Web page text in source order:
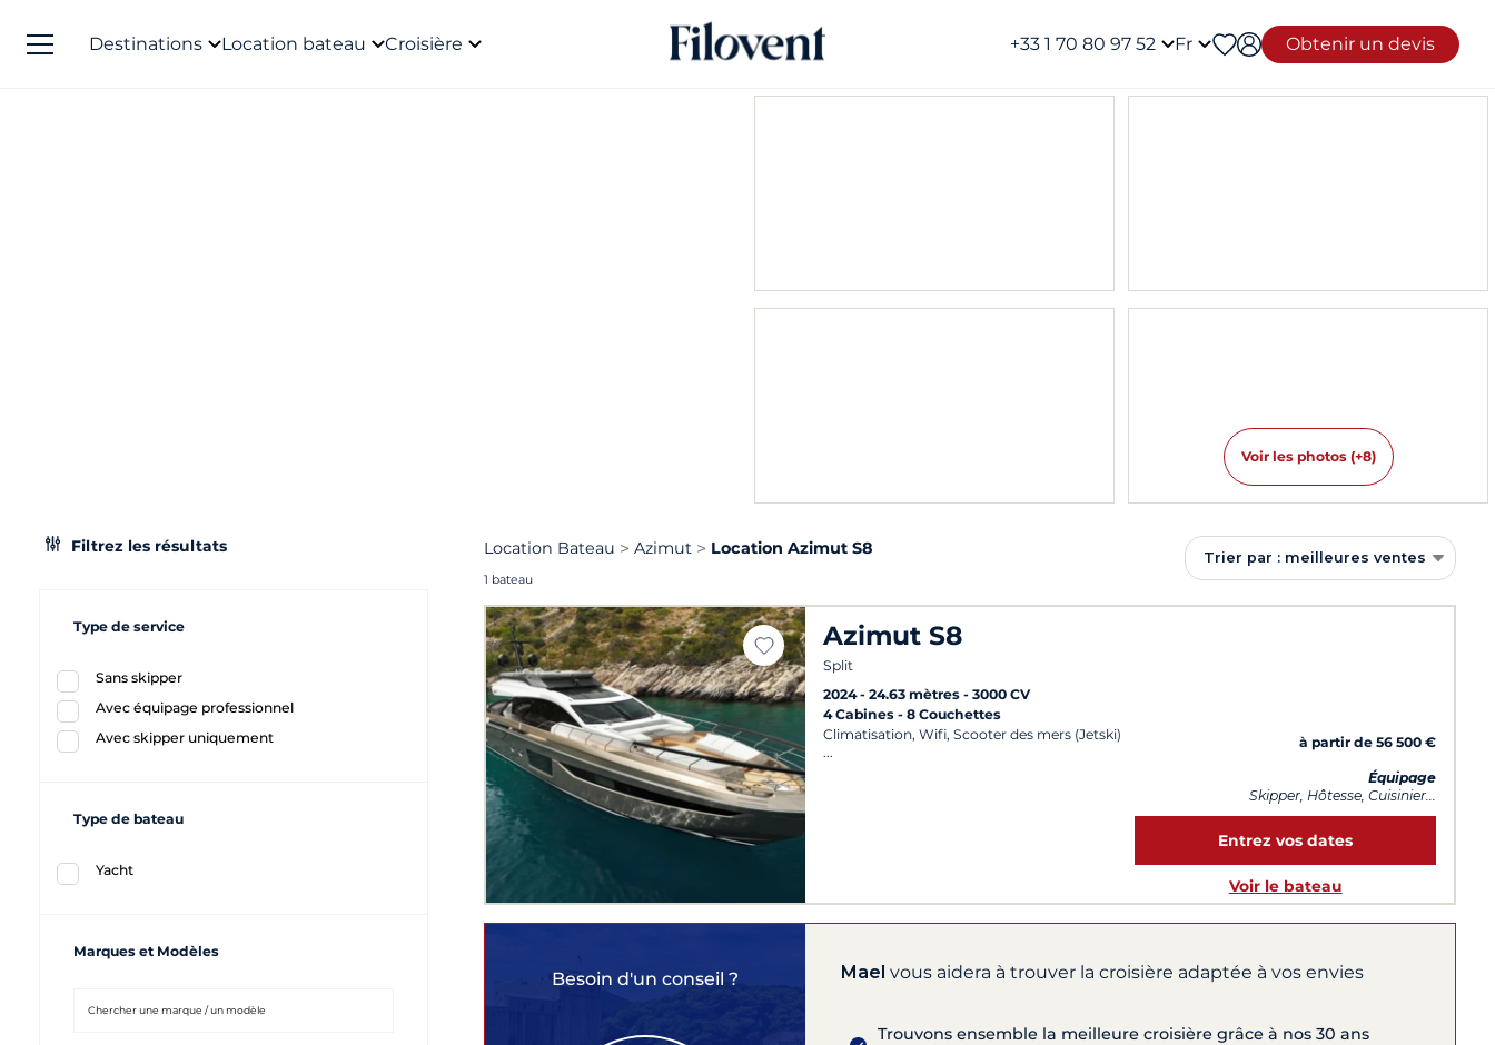
Destinations Location bateau Croisière +33 1 70 80 97 52 Fr Obtenir un devis
Voir les photos (+8)
Filtrez les résultats
Type de service
Sans skipper
Avec équipage professionnel
Avec skipper uniquement
Type de bateau
Yacht
Marques et Modèles
Location Bateau Azimut Location Azimut S8
1 bateau
Trier par : meilleures ventes
Azimut S8
Split
2024
24.63 mètres
3000 CV
4 Cabines 8 Couchettes
Climatisation, Wifi, Scooter des mers (Jetski)
à partir de 56 500 €
Équipage
Skipper, Hôtesse, Cuisinier...
Entrez vos dates
Voir le bateau
Besoin d'un conseil ? Mael vous aidera à trouver la croisière adaptée à vos envies
Trouvons ensemble la meilleure croisière grâce à nos 30 ans